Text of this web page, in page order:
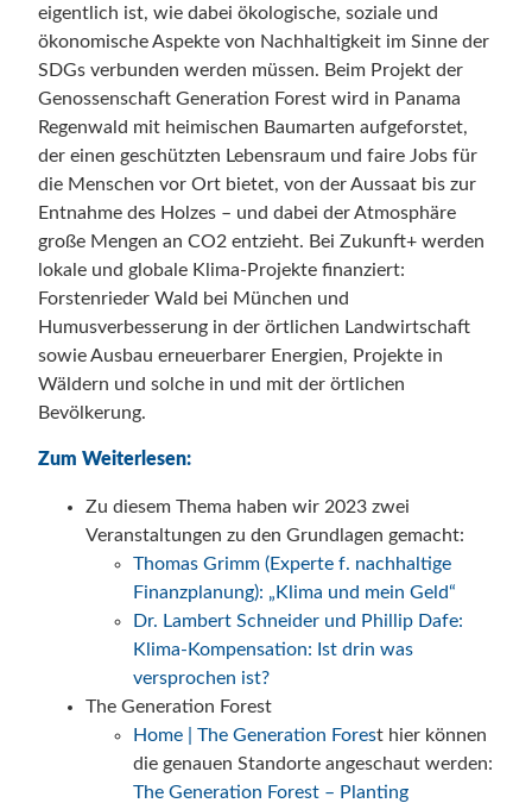
eigentlich ist, wie dabei ökologische, soziale und
ökonomische Aspekte von Nachhaltigkeit im Sinne der
SDGs verbunden werden müssen. Beim Projekt der
Genossenschaft Generation Forest wird in Panama
Regenwald mit heimischen Baumarten aufgeforstet,
der einen geschützten Lebensraum und faire Jobs für
die Menschen vor Ort bietet, von der Aussaat bis zur
Entnahme des Holzes – und dabei der Atmosphäre
große Mengen an CO2 entzieht. Bei Zukunft+ werden
lokale und globale Klima-Projekte finanziert:
Forstenrieder Wald bei München und
Humusverbesserung in der örtlichen Landwirtschaft
sowie Ausbau erneuerbarer Energien, Projekte in
Wäldern und solche in und mit der örtlichen
Bevölkerung.
Zum Weiterlesen:
Zu diesem Thema haben wir 2023 zwei
Veranstaltungen zu den Grundlagen gemacht:
Thomas Grimm (Experte f. nachhaltige
Finanzplanung): „Klima und mein Geld“
Dr. Lambert Schneider und Phillip Dafe:
Klima-Kompensation: Ist drin was
versprochen ist?
The Generation Forest
Home | The Generation Forest hier können
die genauen Standorte angeschaut werden:
The Generation Forest – Planting